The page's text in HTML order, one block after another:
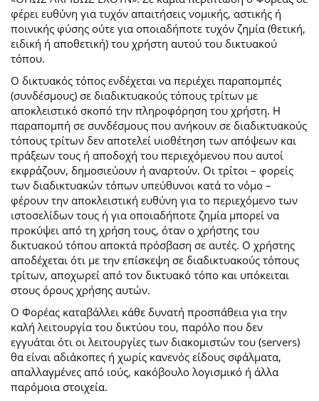
φέρει ευθύνη για τυχόν απαιτήσεις νομικής, αστικής ή
ποινικής φύσης ούτε για οποιαδήποτε τυχόν ζημία (θετική,
ειδική ή αποθετική) του χρήστη αυτού του δικτυακού
τόπου.
O δικτυακός τόπος ενδέχεται να περιέχει παραπομπές
(συνδέσμους) σε διαδικτυακούς τόπους τρίτων με
αποκλειστικό σκοπό την πληροφόρηση του χρήστη. Η
παραπομπή σε συνδέσμους που ανήκουν σε διαδικτυακούς
τόπους τρίτων δεν αποτελεί υιοθέτηση των απόψεων και
πράξεων τους ή αποδοχή του περιεχόμενου που αυτοί
εκφράζουν, δημοσιεύουν ή αναρτούν. Οι τρίτοι – φορείς
των διαδικτυακών τόπων υπεύθυνοι κατά το νόμο –
φέρουν την αποκλειστική ευθύνη για το περιεχόμενο των
ιστοσελίδων τους ή για οποιαδήποτε ζημία μπορεί να
προκύψει από τη χρήση τους, όταν ο χρήστης του
δικτυακού τόπου αποκτά πρόσβαση σε αυτές. Ο χρήστης
αποδέχεται ότι με την επίσκεψη σε διαδικτυακούς τόπους
τρίτων, αποχωρεί από τον δικτυακό τόπο και υπόκειται
στους όρους χρήσης αυτών.
Ο Φορέας καταβάλλει κάθε δυνατή προσπάθεια για την
καλή λειτουργία του δικτύου του, παρόλο που δεν
εγγυάται ότι οι λειτουργίες των διακομιστών του (servers)
θα είναι αδιάκοπες ή χωρίς κανενός είδους σφάλματα,
απαλλαγμένες από ιούς, κακόβουλο λογισμικό ή άλλα
παρόμοια στοιχεία.